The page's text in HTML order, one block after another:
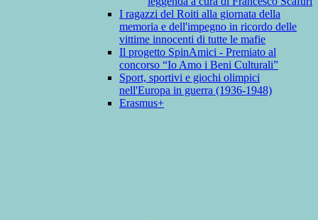
I ragazzi del Roiti alla giornata della
memoria e dell'impegno in ricordo delle
vittime innocenti di tutte le mafie
Il progetto SpinAmici - Premiato al
concorso “Io Amo i Beni Culturali”
Sport, sportivi e giochi olimpici
nell'Europa in guerra (1936-1948)
Erasmus+